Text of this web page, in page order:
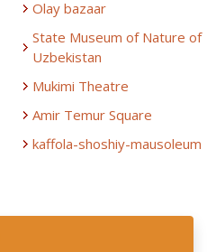
Olay bazaar
State Museum of Nature of
Uzbekistan
Mukimi Theatre
Amir Temur Square
kaffola-shoshiy-mausoleum